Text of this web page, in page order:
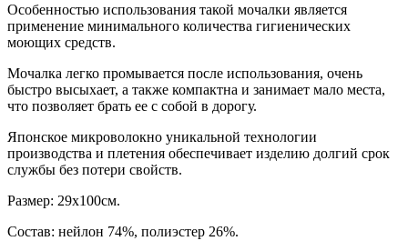
Особенностью использования такой мочалки является
применение минимального количества гигиенических
моющих средств.
Мочалка легко промывается после использования, очень
быстро высыхает, а также компактна и занимает мало места,
что позволяет брать ее с собой в дорогу.
Японское микроволокно уникальной технологии
производства и плетения обеспечивает изделию долгий срок
службы без потери свойств.
Размер: 29х100см.
Состав: нейлон 74%, полиэстер 26%.